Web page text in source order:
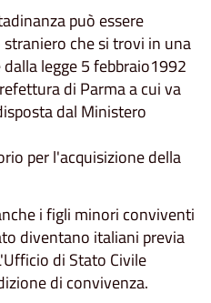
può essere
che si trovi in una
legge 5 febbraio1992
di Parma a cui va
dal Ministero
per l'acquisizione della
i figli minori conviventi
diventano italiani previa
di Stato Civile
di convivenza.